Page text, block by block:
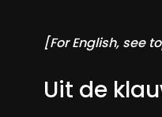
[For English, see
Uit de